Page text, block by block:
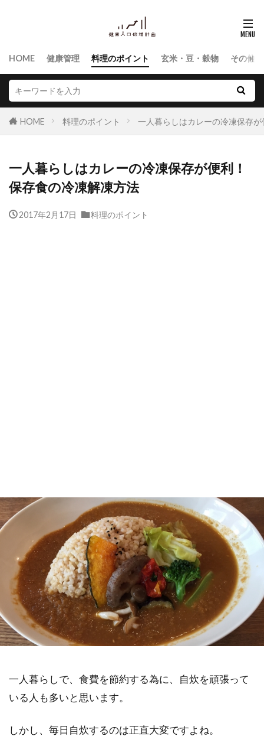
HOME 健康管理 料理のポイント 玄米・豆・穀物 その他
HOME 料理のポイント 一人暮らしはカレーの冷凍保存
一人暮らしはカレーの冷凍保存が便利！
保存食の冷凍解凍方法
2017年2月17日 料理のポイント
一人暮らしで、食費を節約する為に、自炊を頑張って
いる人も多いと思います。
しかし、毎日自炊するのは正直大変ですよね。